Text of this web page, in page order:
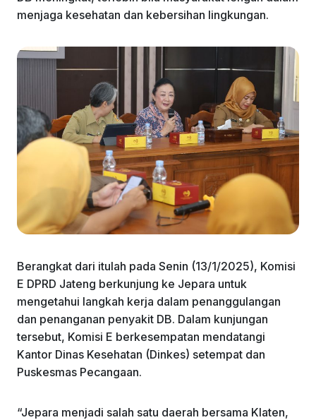
menjaga kesehatan dan kebersihan lingkungan.
Berangkat dari itulah pada Senin (13/1/2025), Komisi
E DPRD Jateng berkunjung ke Jepara untuk
mengetahui langkah kerja dalam penanggulangan
dan penanganan penyakit DB. Dalam kunjungan
tersebut, Komisi E berkesempatan mendatangi
Kantor Dinas Kesehatan (Dinkes) setempat dan
Puskesmas Pecangaan.
“Jepara menjadi salah satu daerah bersama Klaten,